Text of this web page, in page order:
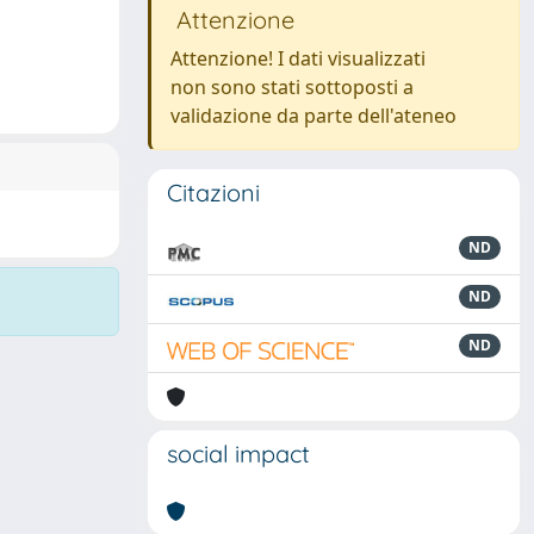
Attenzione
Attenzione! I dati visualizzati
non sono stati sottoposti a
validazione da parte dell'ateneo
Citazioni
ND
ND
ND
social impact